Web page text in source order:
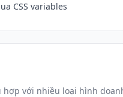
CSS variables
hợp với nhiều loại hình